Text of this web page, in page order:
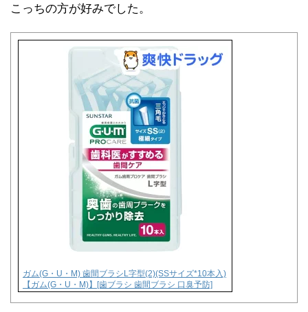
こっちの方が好みでした。
ガム(G・U・M) 歯間ブラシL字型(2)(SSサイズ*10本入)
【ガム(G・U・M)】[歯ブラシ 歯間ブラシ 口臭予防]